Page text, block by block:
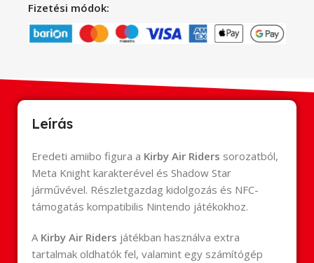
Fizetési módok:
Leírás
Eredeti amiibo figura a Kirby Air Riders sorozatból,
Meta Knight karakterével és Shadow Star
járművével. Részletgazdag kidolgozás és NFC-
támogatás kompatibilis Nintendo játékokhoz.
A Kirby Air Riders játékban használva extra
tartalmak oldhatók fel, valamint egy számítógép